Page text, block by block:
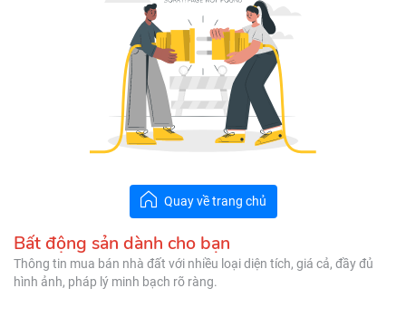
Quay về trang chủ
Bất động sản dành cho bạn
Thông tin mua bán nhà đất với nhiều loại diện tích, giá cả, đầy đủ
hình ảnh, pháp lý minh bạch rõ ràng.